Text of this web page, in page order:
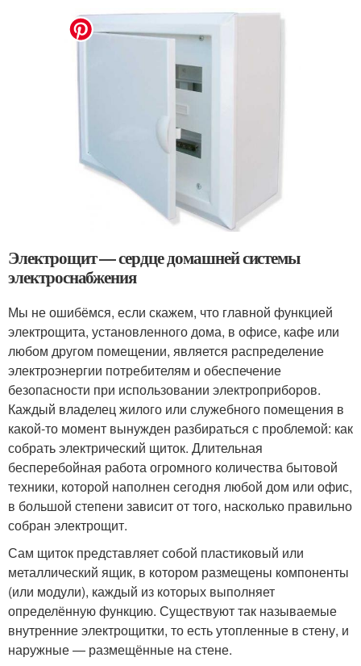
Электрощит — сердце домашней системы
электроснабжения
Мы не ошибёмся, если скажем, что главной функцией
электрощита, установленного дома, в офисе, кафе или
любом другом помещении, является распределение
электроэнергии потребителям и обеспечение
безопасности при использовании электроприборов.
Каждый владелец жилого или служебного помещения в
какой-то момент вынужден разбираться с проблемой: как
собрать электрический щиток. Длительная
бесперебойная работа огромного количества бытовой
техники, которой наполнен сегодня любой дом или офис,
в большой степени зависит от того, насколько правильно
собран электрощит.
Сам щиток представляет собой пластиковый или
металлический ящик, в котором размещены компоненты
(или модули), каждый из которых выполняет
определённую функцию. Существуют так называемые
внутренние электрощитки, то есть утопленные в стену, и
наружные — размещённые на стене.